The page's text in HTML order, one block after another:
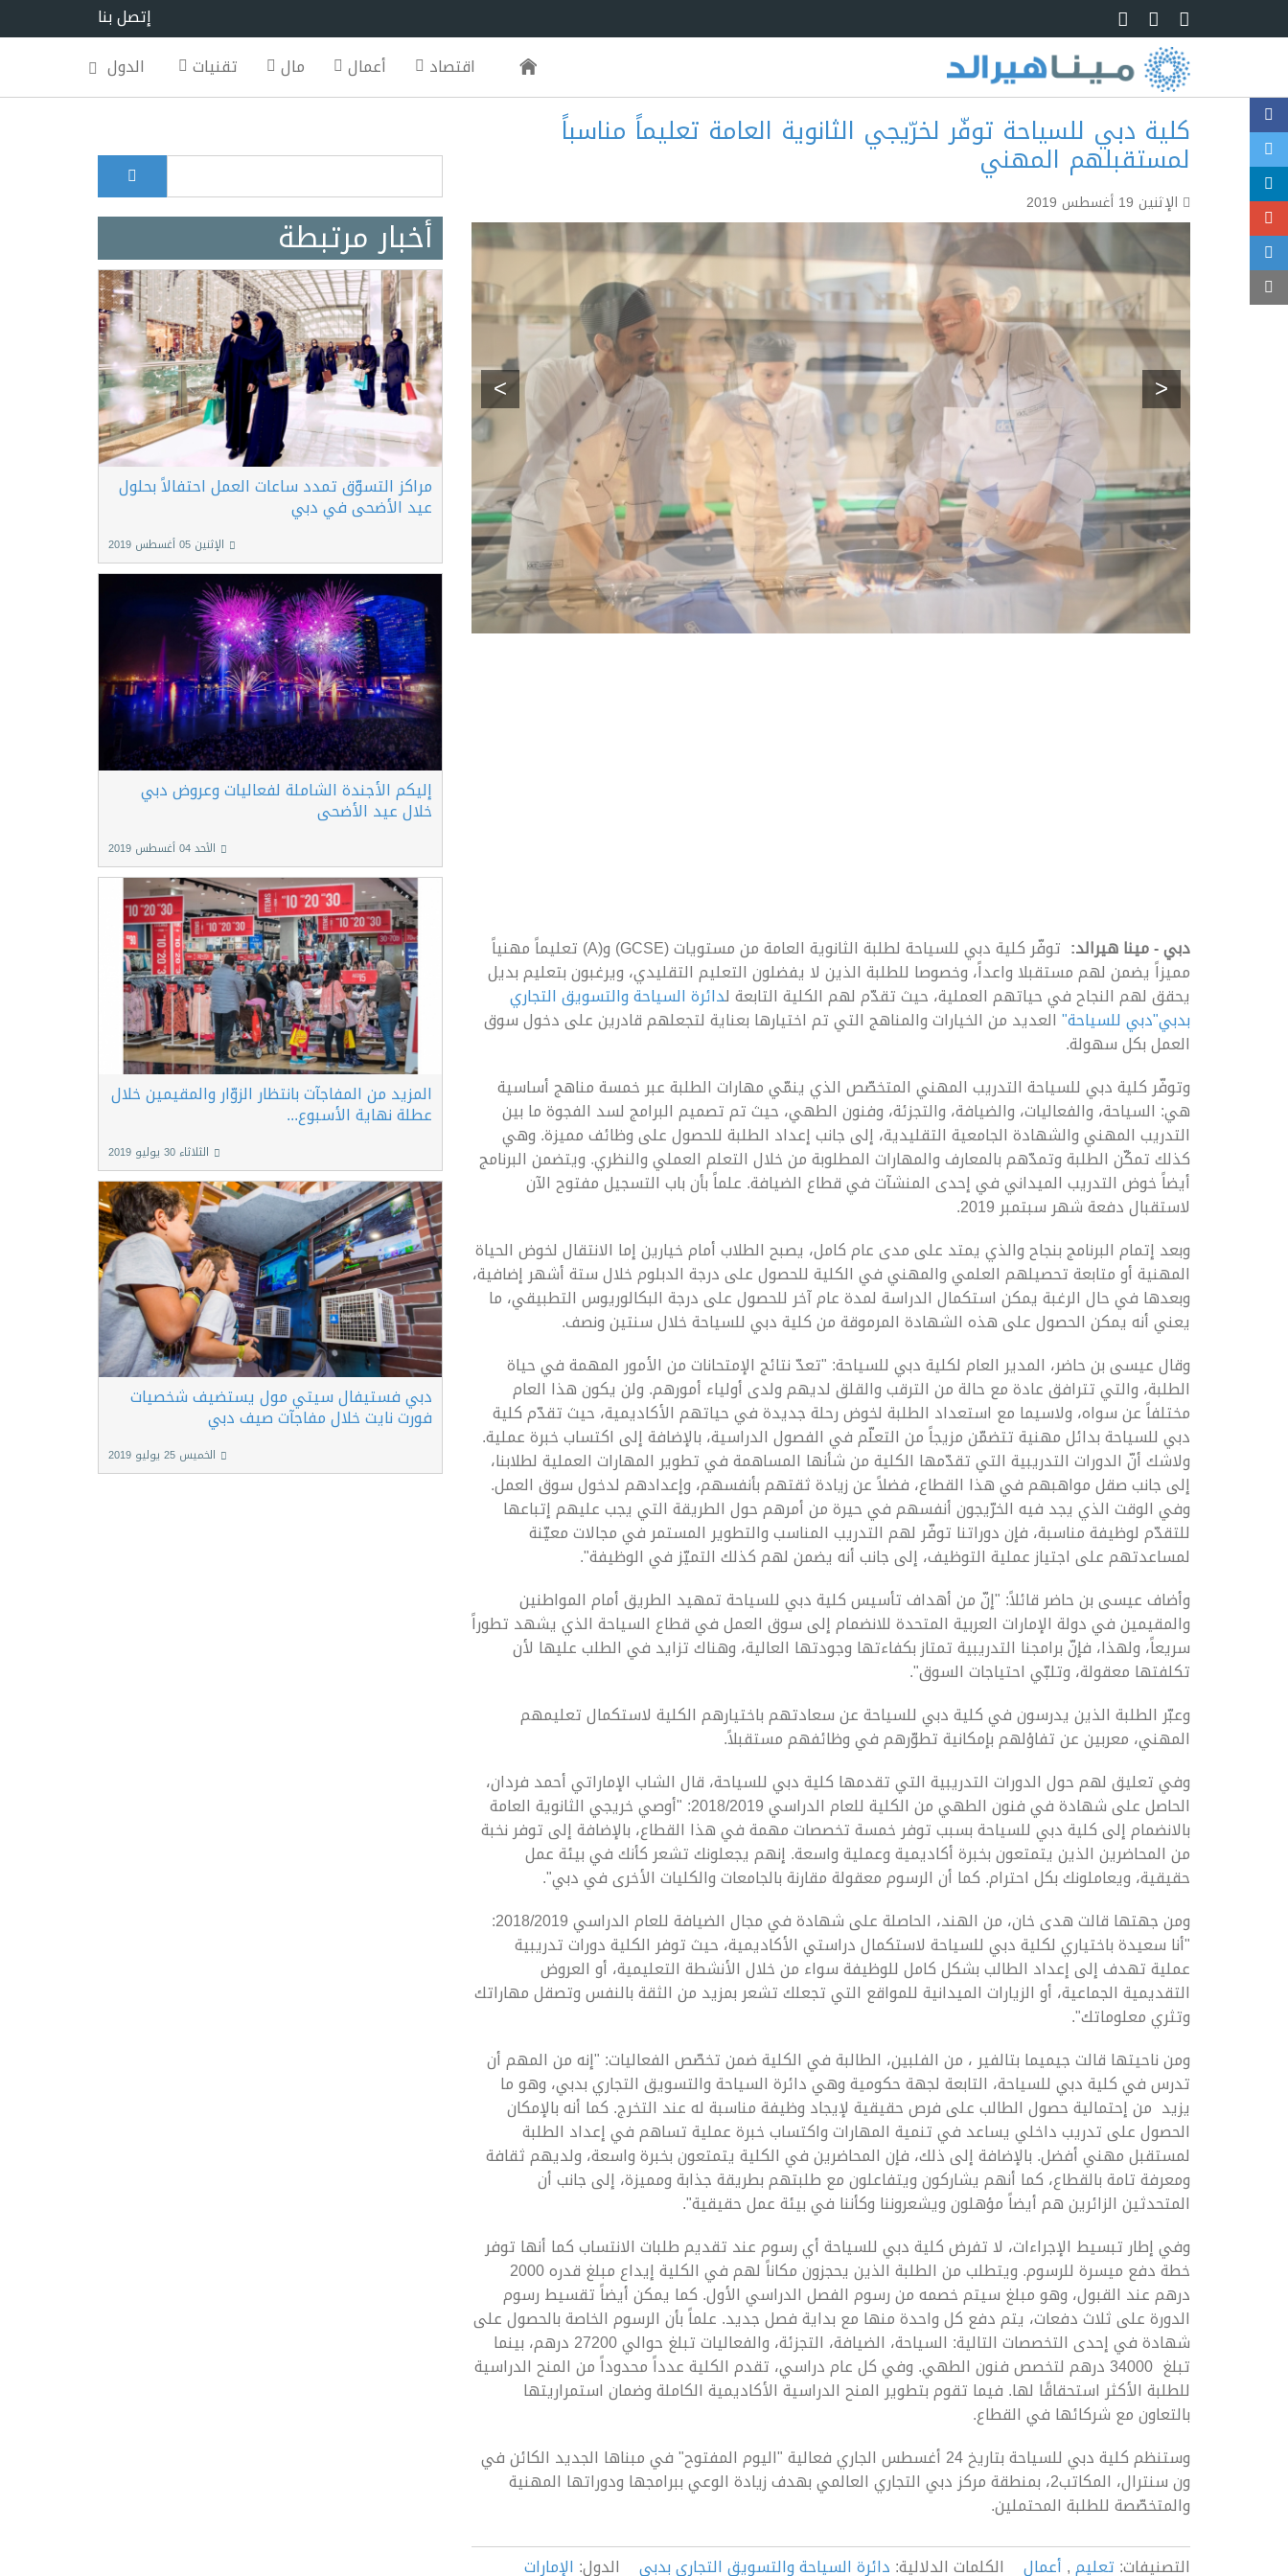
Skip to main content
إتصل بنا
اقتصاد
أعمال مال تقنيات الدول
كلية دبي للسياحة توفّر لخرّيجي الثانوية العامة تعليماً مناسباً
لمستقبلهم المهني
الإثنين 19 أغسطس 2019
<
>
دبي - مينا هيرالد:
توفّر كلية دبي للسياحة لطلبة الثانوية العامة من مستويات (GCSE) و(A) تعليماً مهنياً
مميزاً يضمن لهم مستقبلا واعداً، وخصوصا للطلبة الذين لا يفضلون التعليم التقليدي، ويرغبون بتعليم بديل
يحقق لهم النجاح في حياتهم العملية، حيث تقدّم لهم الكلية التابعة لدائرة السياحة والتسويق التجاري
بدبي"دبي للسياحة" العديد من الخيارات والمناهج التي تم اختيارها بعناية لتجعلهم قادرين على دخول سوق
العمل بكل سهولة.
وتوفّر كلية دبي للسياحة التدريب المهني المتخصّص الذي ينمّي مهارات الطلبة عبر خمسة مناهج أساسية
هي: السياحة، والفعاليات، والضيافة، والتجزئة، وفنون الطهي، حيث تم تصميم البرامج لسد الفجوة ما بين
التدريب المهني والشهادة الجامعية التقليدية، إلى جانب إعداد الطلبة للحصول على وظائف مميزة. وهي
كذلك تمكّن الطلبة وتمدّهم بالمعارف والمهارات المطلوبة من خلال التعلم العملي والنظري. ويتضمن البرنامج
أيضاً خوض التدريب الميداني في إحدى المنشآت في قطاع الضيافة. علماً بأن باب التسجيل مفتوح الآن
لاستقبال دفعة شهر سبتمبر 2019.
وبعد إتمام البرنامج بنجاح والذي يمتد على مدى عام كامل، يصبح الطلاب أمام خيارين إما الانتقال لخوض الحياة
المهنية أو متابعة تحصيلهم العلمي والمهني في الكلية للحصول على درجة الدبلوم خلال ستة أشهر إضافية،
وبعدها في حال الرغبة يمكن استكمال الدراسة لمدة عام آخر للحصول على درجة البكالوريوس التطبيقي، ما
يعني أنه يمكن الحصول على هذه الشهادة المرموقة من كلية دبي للسياحة خلال سنتين ونصف.
وقال عيسى بن حاضر، المدير العام لكلية دبي للسياحة: "تعدّ نتائج الإمتحانات من الأمور المهمة في حياة
الطلبة، والتي تترافق عادة مع حالة من الترقب والقلق لديهم ولدى أولياء أمورهم. ولن يكون هذا العام
مختلفاً عن سواه، ولاسيما مع استعداد الطلبة لخوض رحلة جديدة في حياتهم الأكاديمية، حيث تقدّم كلية
دبي للسياحة بدائل مهنية تتضمّن مزيجاً من التعلّم في الفصول الدراسية، بالإضافة إلى اكتساب خبرة عملية.
ولاشك أنّ الدورات التدريبية التي تقدّمها الكلية من شأنها المساهمة في تطوير المهارات العملية لطلابنا،
إلى جانب صقل مواهبهم في هذا القطاع، فضلاً عن زيادة ثقتهم بأنفسهم، وإعدادهم لدخول سوق العمل.
وفي الوقت الذي يجد فيه الخرّيجون أنفسهم في حيرة من أمرهم حول الطريقة التي يجب عليهم إتباعها
للتقدّم لوظيفة مناسبة، فإن دوراتنا توفّر لهم التدريب المناسب والتطوير المستمر في مجالات معيّنة
لمساعدتهم على اجتياز عملية التوظيف، إلى جانب أنه يضمن لهم كذلك التميّز في الوظيفة".
وأضاف عيسى بن حاضر قائلاً: "إنّ من أهداف تأسيس كلية دبي للسياحة تمهيد الطريق أمام المواطنين
والمقيمين في دولة الإمارات العربية المتحدة للانضمام إلى سوق العمل في قطاع السياحة الذي يشهد تطوراً
سريعاً، ولهذا، فإنّ برامجنا التدريبية تمتاز بكفاءتها وجودتها العالية، وهناك تزايد في الطلب عليها لأن
تكلفتها معقولة، وتلبّي احتياجات السوق".
وعبّر الطلبة الذين يدرسون في كلية دبي للسياحة عن سعادتهم باختيارهم الكلية لاستكمال تعليمهم
المهني، معربين عن تفاؤلهم بإمكانية تطوّرهم في وظائفهم مستقبلاً.
وفي تعليق لهم حول الدورات التدريبية التي تقدمها كلية دبي للسياحة، قال الشاب الإماراتي أحمد فردان،
الحاصل على شهادة في فنون الطهي من الكلية للعام الدراسي 2018/2019: "أوصي خريجي الثانوية العامة
بالانضمام إلى كلية دبي للسياحة بسبب توفر خمسة تخصصات مهمة في هذا القطاع، بالإضافة إلى توفر نخبة
من المحاضرين الذين يتمتعون بخبرة أكاديمية وعملية واسعة. إنهم يجعلونك تشعر كأنك في بيئة عمل
حقيقية، ويعاملونك بكل احترام. كما أن الرسوم معقولة مقارنة بالجامعات والكليات الأخرى في دبي".
ومن جهتها قالت هدى خان، من الهند، الحاصلة على شهادة في مجال الضيافة للعام الدراسي 2018/2019:
"أنا سعيدة باختياري لكلية دبي للسياحة لاستكمال دراستي الأكاديمية، حيث توفر الكلية دورات تدريبية
عملية تهدف إلى إعداد الطالب بشكل كامل للوظيفة سواء من خلال الأنشطة التعليمية، أو العروض
التقديمية الجماعية، أو الزيارات الميدانية للمواقع التي تجعلك تشعر بمزيد من الثقة بالنفس وتصقل مهاراتك
وتثري معلوماتك".
ومن ناحيتها قالت جيميما بتالفير ، من الفلبين، الطالبة في الكلية ضمن تخصّص الفعاليات: "إنه من المهم أن
تدرس في كلية دبي للسياحة، التابعة لجهة حكومية وهي دائرة السياحة والتسويق التجاري بدبي، وهو ما
يزيد من إحتمالية حصول الطالب على فرص حقيقية لإيجاد وظيفة مناسبة له عند التخرج. كما أنه بالإمكان
الحصول على تدريب داخلي يساعد في تنمية المهارات واكتساب خبرة عملية تساهم في إعداد الطلبة
لمستقبل مهني أفضل. بالإضافة إلى ذلك، فإن المحاضرين في الكلية يتمتعون بخبرة واسعة، ولديهم ثقافة
ومعرفة تامة بالقطاع، كما أنهم يشاركون ويتفاعلون مع طلبتهم بطريقة جذابة ومميزة، إلى جانب أن
المتحدثين الزائرين هم أيضاً مؤهلون ويشعروننا وكأننا في بيئة عمل حقيقية".
وفي إطار تبسيط الإجراءات، لا تفرض كلية دبي للسياحة أي رسوم عند تقديم طلبات الانتساب كما أنها توفر
خطة دفع ميسرة للرسوم. ويتطلب من الطلبة الذين يحجزون مكاناً لهم في الكلية إيداع مبلغ قدره 2000
درهم عند القبول، وهو مبلغ سيتم خصمه من رسوم الفصل الدراسي الأول. كما يمكن أيضاً تقسيط رسوم
الدورة على ثلاث دفعات، يتم دفع كل واحدة منها مع بداية فصل جديد. علماً بأن الرسوم الخاصة بالحصول على
شهادة في إحدى التخصصات التالية: السياحة، الضيافة، التجزئة، والفعاليات تبلغ حوالي 27200 درهم، بينما
تبلغ 34000 درهم لتخصص فنون الطهي. وفي كل عام دراسي، تقدم الكلية عدداً محدوداً من المنح الدراسية
للطلبة الأكثر استحقاقًا لها. فيما تقوم بتطوير المنح الدراسية الأكاديمية الكاملة وضمان استمراريتها
بالتعاون مع شركائها في القطاع.
وستنظم كلية دبي للسياحة بتاريخ 24 أغسطس الجاري فعالية "اليوم المفتوح" في مبناها الجديد الكائن في
ون سنترال، المكاتب2، بمنطقة مركز دبي التجاري العالمي بهدف زيادة الوعي ببرامجها ودوراتها المهنية
والمتخصّصة للطلبة المحتملين.
التصنيفات: تعليم, أعمال الكلمات الدلالية: دائرة السياحة والتسويق التجاري بدبي الدول: الإمارات
Search form
أخبار مرتبطة
مراكز التسوّق تمدد ساعات العمل احتفالاً بحلول
عيد الأضحى في دبي
الإثنين 05 أغسطس 2019
إليكم الأجندة الشاملة لفعاليات وعروض دبي
خلال عيد الأضحى
الأحد 04 أغسطس 2019
المزيد من المفاجآت بانتظار الزوّار والمقيمين خلال
عطلة نهاية الأسبوع...
الثلاثاء 30 يوليو 2019
دبي فستيفال سيتي مول يستضيف شخصيات
فورت نايت خلال مفاجآت صيف دبي
الخميس 25 يوليو 2019